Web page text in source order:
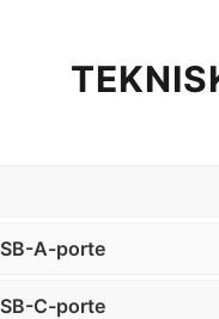
A-porte
C-porte